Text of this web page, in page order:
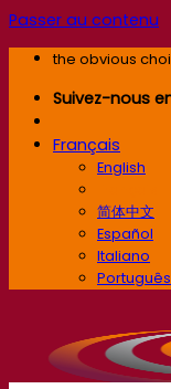
Passer au contenu
the obvious
Suivez-nous
Français
English
简体中文
Español
Italiano
Português